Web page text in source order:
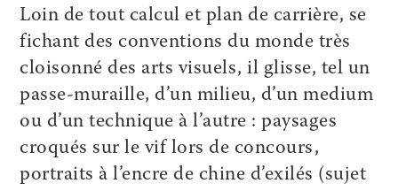
Loin de tout calcul et plan de carrière, se
fichant des conventions du monde très
cloisonné des arts visuels, il glisse, tel un
passe-muraille, d’un milieu, d’un medium
ou d’un technique à l’autre : paysages
croqués sur le vif lors de concours,
portraits à l’encre de chine d’exilés (sujet